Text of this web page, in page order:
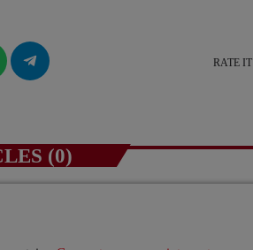
RATE IT
(0)